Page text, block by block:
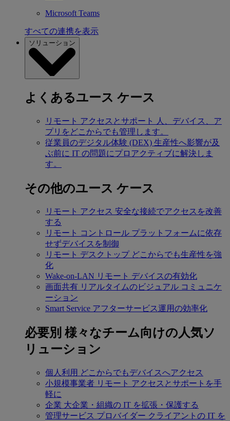
Microsoft Teams
すべての連携を表示
ソリューション
よくあるユース ケース
リモート アクセスとサポート
人、デバイス、ア
プリをどこからでも管理します。
従業員のデジタル体験 (DEX) 生産性へ影響が及
ぶ前に IT の問題にプロアクティブに解決しま
す。
その他のユース ケース
リモート アクセス 安全な接続でアクセスを改善
する
リモート コントロール プラットフォームに依存
せずデバイスを制御
リモート デスクトップ どこからでも生産性を強
化
Wake-on-LAN リモート デバイスの有効化
画面共有 リアルタイムのビジュアル コミュニケ
ーション
Smart Service アフターサービス運用の効率化
必要別 様々なチーム向けの人気ソ
リューション
個人利用 どこからでもデバイスへアクセス
小規模事業者 リモート アクセスとサポートを手
軽に
企業 大企業・組織の IT を拡張・保護する
管理サービス プロバイダー クライアントの IT を